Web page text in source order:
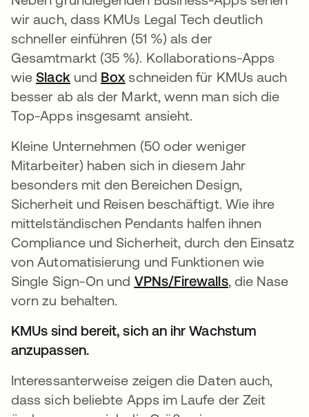
wir auch, dass KMUs Legal Tech deutlich
schneller einführen (51 %) als der
Gesamtmarkt (35 %). Kollaborations-Apps
wieSlack wird in einer neuen Registerkarte
und Box wird in einer neuen
schneiden für KMUs auch
besser ab als der Markt, wenn man sich die
Top-Apps insgesamt ansieht.
Kleine Unternehmen (50 oder weniger
Mitarbeiter) haben sich in diesem Jahr
besonders mit den Bereichen Design,
Sicherheit und Reisen beschäftigt. Wie ihre
mittelständischen Pendants halfen ihnen
Compliance und Sicherheit, durch den Einsatz
von Automatisierung und Funktionen wie
Single Sign-On und VPNs/Firewallswird in einer
, die Nase
vorn zu behalten.
KMUs sind bereit, sich an ihr Wachstum
anzupassen.
Interessanterweise zeigen die Daten auch,
dass sich beliebte Apps im Laufe der Zeit